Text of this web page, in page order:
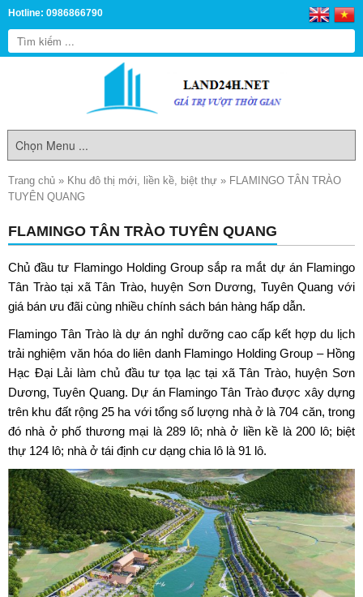
Hotline: 0986866790
Trang chủ » Khu đô thị mới, liền kề, biệt thự » FLAMINGO TÂN TRÀO
TUYÊN QUANG
FLAMINGO TÂN TRÀO TUYÊN QUANG
Chủ đầu tư Flamingo Holding Group sắp ra mắt dự án Flamingo
Tân Tràotại xã Tân Trào, huyện Sơn Dương, Tuyên Quang với
giá bán ưu đãi cùng nhiều chính sách bán hàng hấp dẫn.
Flamingo Tân Trào là dự án nghỉ dưỡng cao cấp kết hợp du lịch
trải nghiệm văn hóa do liên danh Flamingo Holding Group – Hồng
Hạc Đại Lải làm chủ đầu tư tọa lạc tại xã Tân Trào, huyện Sơn
Dương, Tuyên Quang. Dự án Flamingo Tân Trào được xây dựng
trên khu đất rộng 25 ha với tổng số lượng nhà ở là 704 căn, trong
đó nhà ở phố thương mại là 289 lô; nhà ở liền kề là 200 lô; biệt
thự 124 lô; nhà ở tái định cư dạng chia lô là 91 lô.